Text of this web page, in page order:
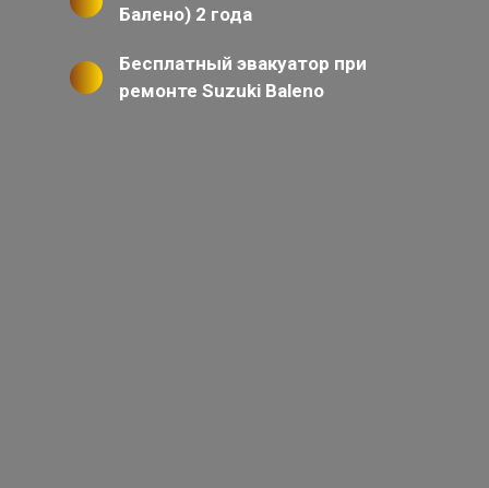
Балено) 2 года
Бесплатный эвакуатор при
ремонте Suzuki Baleno